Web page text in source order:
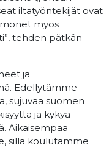
iltatyöntekijät ovat
myös
tehden pätkän
ja
Edellytämme
sujuvaa suomen
ja kykyä
Aikaisempaa
sillä koulutamme